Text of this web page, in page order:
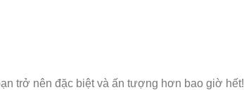
trở nên đặc biệt và ấn tượng hơn bao giờ hết!